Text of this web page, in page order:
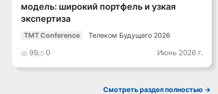
модель: широкий портфель и узкая
экспертиза
TMT Conference Телеком Будущего 2026
99 0 Июнь 2026 г.
Смотреть раздел полностью ->